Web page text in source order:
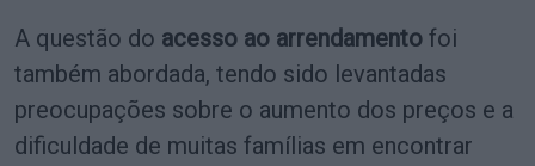
A questão do acesso ao arrendamento foi
também abordada, tendo sido levantadas
preocupações sobre o aumento dos preços e a
dificuldade de muitas famílias em encontrar